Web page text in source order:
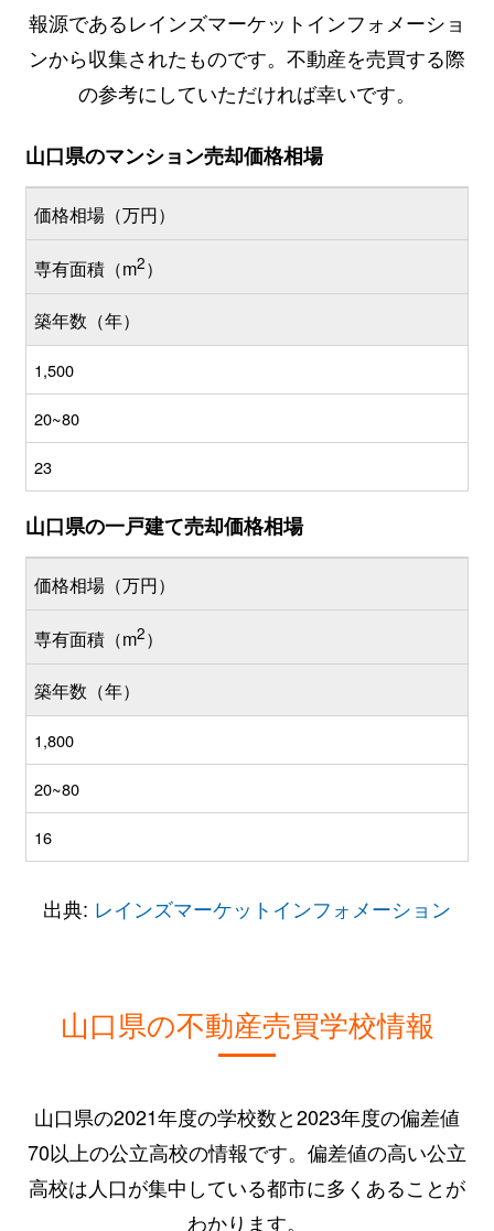
報源であるレインズマーケットインフォメーショ
ンから収集されたものです。不動産を売買する際
の参考にしていただければ幸いです。
山口県のマンション売却価格相場
価格相場（万円）
専有面積（m2）
築年数（年）
1,500
20~80
23
山口県の一戸建て売却価格相場
価格相場（万円）
専有面積（m2）
築年数（年）
1,800
20~80
16
出典: レインズマーケットインフォメーション
山口県の不動産売買学校情報
山口県の2021年度の学校数と2023年度の偏差値
70以上の公立高校の情報です。偏差値の高い公立
高校は人口が集中している都市に多くあることが
わかります。